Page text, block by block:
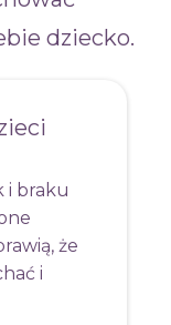
dziecko.
i braku
że
i